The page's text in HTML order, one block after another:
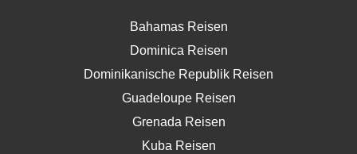
Bahamas Reisen
Dominica Reisen
Dominikanische Republik Reisen
Guadeloupe Reisen
Grenada Reisen
Kuba Reisen